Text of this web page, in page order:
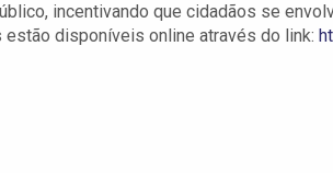
incentivando que cidadãos se
disponíveis online através do link: